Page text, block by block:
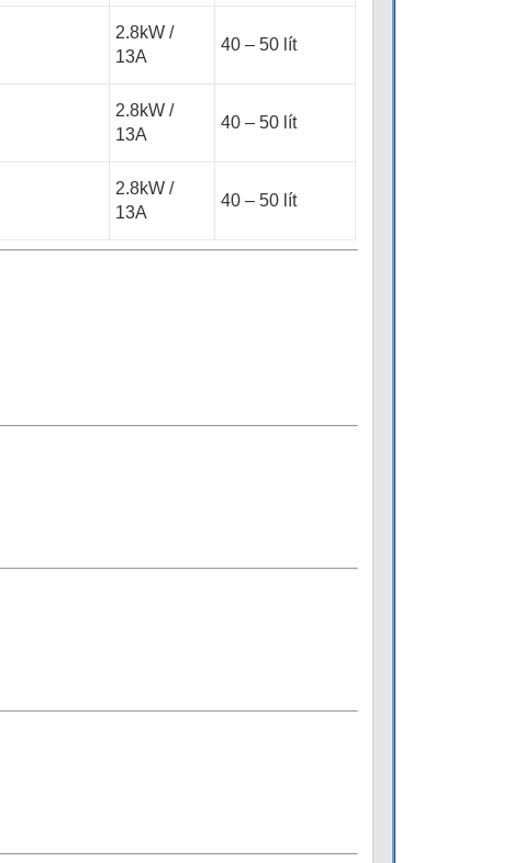
2.8kW /
13A
40 – 50 lít
2.8kW /
13A
40 – 50 lít
2.8kW /
13A
40 – 50 lít